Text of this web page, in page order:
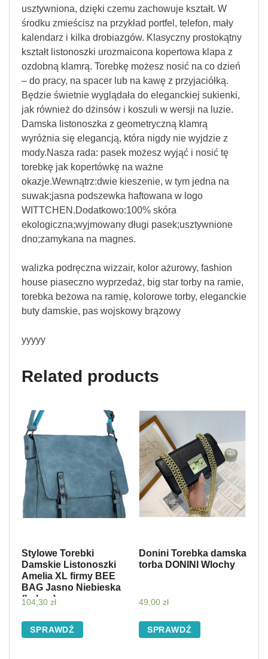
usztywniona, dzięki czemu zachowuje kształt. W
środku zmieścisz na przykład portfel, telefon, mały
kalendarz i kilka drobiazgów. Klasyczny prostokątny
kształt listonoszki urozmaicona kopertowa klapa z
ozdobną klamrą. Torebkę możesz nosić na co dzień
– do pracy, na spacer lub na kawę z przyjaciółką.
Będzie świetnie wyglądała do eleganckiej sukienki,
jak również do dżinsów i koszuli w wersji na luzie.
Damska listonoszka z geometryczną klamrą
wyróżnia się elegancją, która nigdy nie wyjdzie z
mody.Nasza rada: pasek możesz wyjąć i nosić tę
torebkę jak kopertówkę na ważne
okazje.Wewnątrz:dwie kieszenie, w tym jedna na
suwak;jasna podszewka haftowana w logo
WITTCHEN.Dodatkowo:100% skóra
ekologiczna;wyjmowany długi pasek;usztywnione
dno;zamykana na magnes.
walizka podręczna wizzair, kolor ażurowy, fashion
house piaseczno wyprzedaż, big star torby na ramie,
torebka beżowa na ramię, kolorowe torby, eleganckie
buty damskie, pas wojskowy brązowy
yyyyy
Related products
Stylowe Torebki
Damskie Listonoszki
Amelia XL firmy BEE
BAG Jasno Niebieska
(kolory)
104,30 zł
SPRAWDŹ
Donini Torebka damska
torba DONINI Wlochy
49,00 zł
SPRAWDŹ